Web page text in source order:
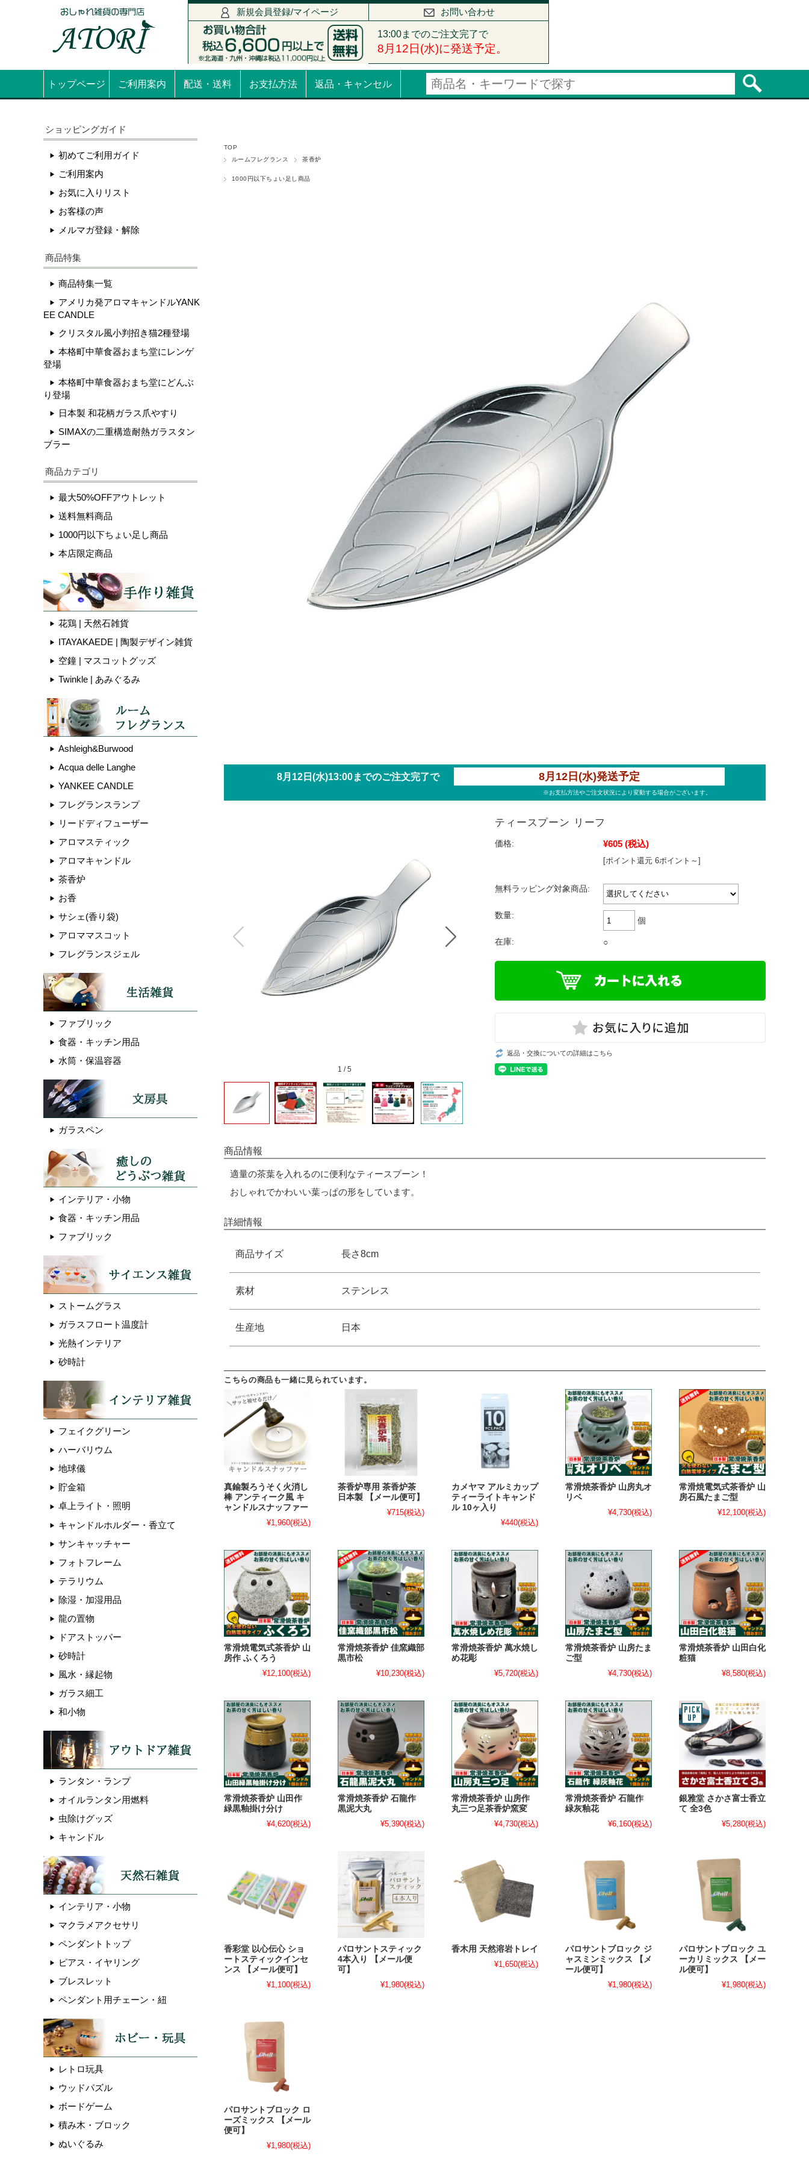
新規会員登録/マイページ お問い合わせ
トップページ ご利用案内 配送・送料 お支払方法 返品・キャンセル
TOP
ルームフレグランス
茶香炉
1000円以下ちょい足し商品
1 /5
ティースプーン リーフ
価格: ¥605 (税込)
[ポイント還元 6ポイント～]
無料ラッピング対象商品:
数量:
個
在庫: ○
返品・交換についての詳細はこちら
商品情報
適量の茶葉を入れるのに便利なティースプーン！
おしゃれでかわいい葉っぱの形をしています。
詳細情報
商品サイズ 長さ8cm
素材 ステンレス
生産地 日本
こちらの商品も一緒に見られています。
真鍮製ろうそく火消し
棒 アンティーク風 キ
ャンドルスナッファー
¥1,960(税込)
茶香炉専用 茶香炉茶
日本製 【メール便可】
¥715(税込)
カメヤマ アルミカップ
ティーライトキャンド
ル 10ヶ入り
¥440(税込)
常滑焼茶香炉 山房丸オ
リベ
¥4,730(税込)
常滑焼電気式茶香炉 山
房石風たまご型
¥12,100(税込)
常滑焼電気式茶香炉 山
房作 ふくろう
¥12,100(税込)
常滑焼茶香炉 佳窯織部
黒市松
¥10,230(税込)
常滑焼茶香炉 萬水焼し
め花彫
¥5,720(税込)
常滑焼茶香炉 山房たま
ご型
¥4,730(税込)
常滑焼茶香炉 山田白化
粧猫
¥8,580(税込)
常滑焼茶香炉 山田作
緑黒釉掛け分け
¥4,620(税込)
常滑焼茶香炉 石龍作
黒泥大丸
¥5,390(税込)
常滑焼茶香炉 山房作
丸三つ足茶香炉窯変
¥4,730(税込)
常滑焼茶香炉 石龍作
緑灰釉花
¥6,160(税込)
銀雅堂 さかさ富士香立
て 全3色
¥5,280(税込)
香彩堂 以心伝心 ショ
ートスティックインセ
ンス 【メール便可】
¥1,100(税込)
パロサントスティック
4本入り 【メール便
可】
¥1,980(税込)
香木用 天然溶岩トレイ
¥1,650(税込)
パロサントブロック ジ
ャスミンミックス 【メ
ール便可】
¥1,980(税込)
パロサントブロック ユ
ーカリミックス 【メー
ル便可】
¥1,980(税込)
パロサントブロック ロ
ーズミックス 【メール
便可】
¥1,980(税込)
ショッピングガイド
初めてご利用ガイド
ご利用案内
お気に入りリスト
お客様の声
メルマガ登録・解除
商品特集
商品特集一覧
アメリカ発アロマキャンドルYANK
EE CANDLE
クリスタル風小判招き猫2種登場
本格町中華食器おまち堂にレンゲ
登場
本格町中華食器おまち堂にどんぶ
り登場
日本製 和花柄ガラス爪やすり
SIMAXの二重構造耐熱ガラスタン
ブラー
商品カテゴリ
最大50%OFFアウトレット
送料無料商品
1000円以下ちょい足し商品
本店限定商品
花鶏 | 天然石雑貨
ITAYAKAEDE | 陶製デザイン雑貨
空鐘 | マスコットグッズ
Twinkle | あみぐるみ
Ashleigh&Burwood
Acqua delle Langhe
YANKEE CANDLE
フレグランスランプ
リードディフューザー
アロマスティック
アロマキャンドル
茶香炉
お香
サシェ(香り袋)
アロママスコット
フレグランスジェル
ファブリック
食器・キッチン用品
水筒・保温容器
ガラスペン
インテリア・小物
食器・キッチン用品
ファブリック
ストームグラス
ガラスフロート温度計
光熱インテリア
砂時計
フェイクグリーン
ハーバリウム
地球儀
貯金箱
卓上ライト・照明
キャンドルホルダー・香立て
サンキャッチャー
フォトフレーム
テラリウム
除湿・加湿用品
龍の置物
ドアストッパー
砂時計
風水・縁起物
ガラス細工
和小物
ランタン・ランプ
オイルランタン用燃料
虫除けグッズ
キャンドル
インテリア・小物
マクラメアクセサリ
ペンダントトップ
ピアス・イヤリング
ブレスレット
ペンダント用チェーン・紐
レトロ玩具
ウッドパズル
ボードゲーム
積み木・ブロック
ぬいぐるみ